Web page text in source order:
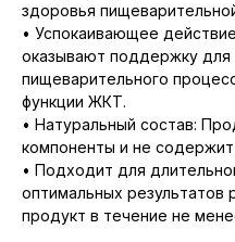
здоровья
• Успокаивающее
оказывают поддержку для
пищеварительного
функции ЖКТ.
• Натуральный состав:
компоненты и не
• Подходит для
оптимальных результатов
продукт в течение не